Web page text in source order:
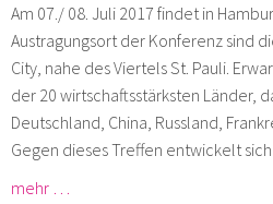
Am 07./ 08. Juli 2017 findet in
Austragungsort der Konferenz sind
City, nahe des Viertels St. Pauli.
der 20 wirtschaftsstärksten Länder,
Deutschland, China, Russland,
Gegen dieses Treffen entwickelt
mehr …